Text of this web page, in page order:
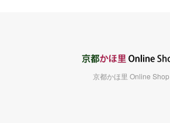
京都かほ里 Online Shop